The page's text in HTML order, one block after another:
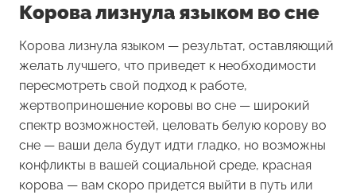
Корова лизнула языком во сне
Корова лизнула языком — результат, оставляющий
желать лучшего, что приведет к необходимости
пересмотреть свой подход к работе,
жертвоприношение коровы во сне — широкий
спектр возможностей, целовать белую корову во
сне — ваши дела будут идти гладко, но возможны
конфликты в вашей социальной среде, красная
корова — вам скоро придется выйти в путь или